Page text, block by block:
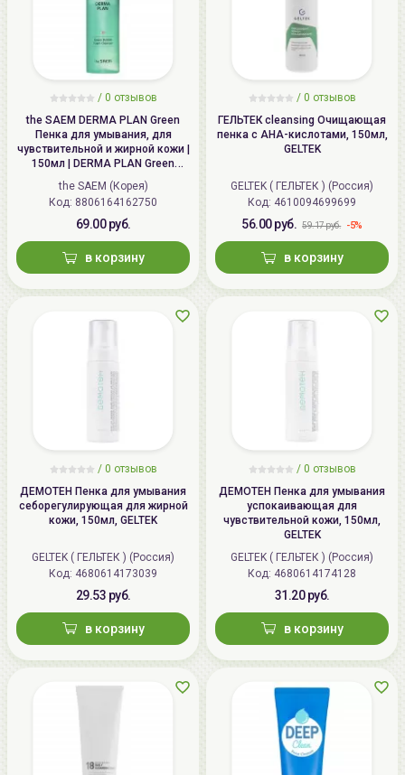
/ 0 отзывов
the SAEM DERMA PLAN Green
Пенка для умывания, для
чувствительной и жирной кожи |
150мл | DERMA PLAN Green
Bubble Foam Cleanser
the SAEM (Корея)
Код: 8806164162750
69.00 руб.
в корзину
/ 0 отзывов
ГЕЛЬТЕК cleansing Очищающая
пенка с AHA-кислотами, 150мл,
GELTEK
GELTEK ( ГЕЛЬТЕК ) (Россия)
Код: 4610094699699
56.00 руб. 59.17 руб. -5%
в корзину
/ 0 отзывов
ДЕМОТЕН Пенка для умывания
себорегулирующая для жирной
кожи, 150мл, GELTEK
GELTEK ( ГЕЛЬТЕК ) (Россия)
Код: 4680614173039
29.53 руб.
в корзину
/ 0 отзывов
ДЕМОТЕН Пенка для умывания
успокаивающая для
чувствительной кожи, 150мл,
GELTEK
GELTEK ( ГЕЛЬТЕК ) (Россия)
Код: 4680614174128
31.20 руб.
в корзину